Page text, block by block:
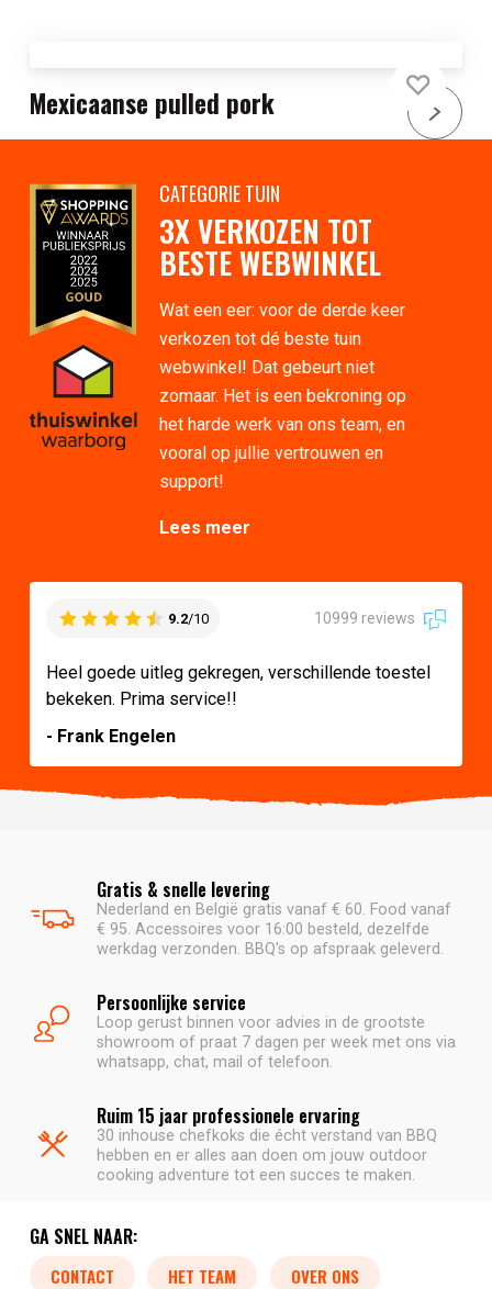
Mexicaanse pulled pork
CATEGORIE TUIN
3X VERKOZEN TOT
BESTE WEBWINKEL
Wat een eer: voor de derde keer
verkozen tot dé beste tuin
webwinkel! Dat gebeurt niet
zomaar. Het is een bekroning op
het harde werk van ons team, en
vooral op jullie vertrouwen en
support!
Lees meer
9.2/10 10999 reviews
Heel goede uitleg gekregen, verschillende toestel
bekeken. Prima service!!
- Frank Engelen
Gratis & snelle levering
Nederland en België gratis vanaf € 60. Food vanaf
€ 95. Accessoires voor 16:00 besteld, dezelfde
werkdag verzonden. BBQ's op afspraak geleverd.
Persoonlijke service
Loop gerust binnen voor advies in de grootste
showroom of praat 7 dagen per week met ons via
whatsapp, chat, mail of telefoon.
Ruim 15 jaar professionele ervaring
30 inhouse chefkoks die écht verstand van BBQ
hebben en er alles aan doen om jouw outdoor
cooking adventure tot een succes te maken.
GA SNEL NAAR:
CONTACT HET TEAM OVER ONS